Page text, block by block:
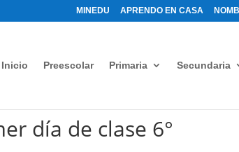
MINEDU APRENDO EN CASA
Inicio Preescolar Primaria Secundaria
día de clase 6°